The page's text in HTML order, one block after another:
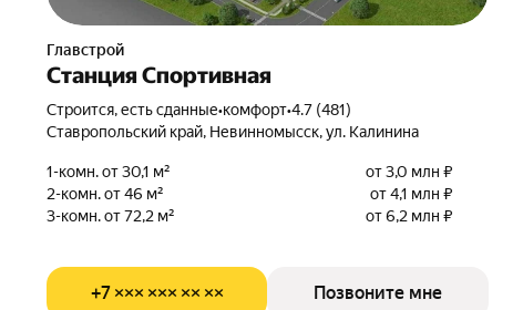
Главстрой
Станция Спортивная
Строится, есть сданные•комфорт•4.7 (481)
Ставропольский край, Невинномысск, ул. Калинина
1-комн. от 30,1 м²
от 3,0 млн ₽
2-комн. от 46 м²
от 4,1 млн ₽
3-комн. от 72,2 м²
от 6,2 млн ₽
+7 ××× ××× ×× ×× Позвоните мне